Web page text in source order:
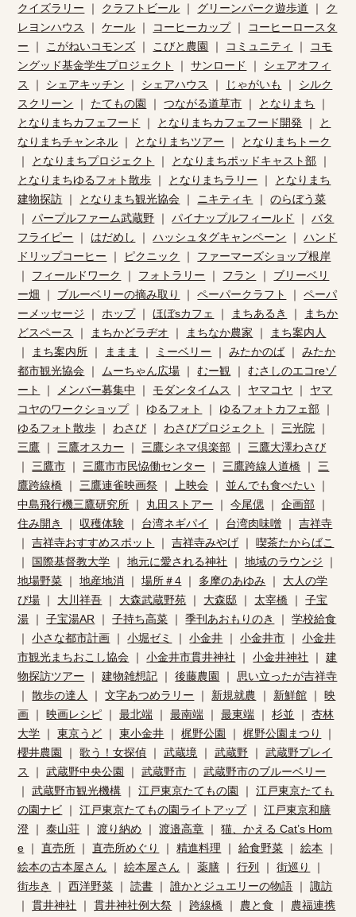
クイズラリー ｜ クラフトビール ｜ グリーンパーク遊歩道 ｜ ク
レヨンハウス
｜ケール ｜ コーヒーカップ｜
コーヒーロースタ
ー ｜ こがねいコモンズ ｜ こびと農園 ｜ コミュニティ ｜
コモ
ングッド基金学生プロジェクト
｜サンロード ｜ シェアオフィ
ス
｜ シェアキッチン ｜ シェアハウス ｜ じゃがいも ｜ シルク
スクリーン ｜ たてもの園 ｜つながる道草市 ｜ となりまち ｜
となりまちカフェフード
｜ となりまちカフェフード開発 ｜
と
なりまちチャンネル ｜ となりまちツアー ｜
となりまちトーク
｜
となりまちプロジェクト ｜ となりまちポッドキャスト部 ｜
となりまちゆるフォト散歩 ｜ となりまちラリー ｜
となりまち
建物探訪 ｜ となりまち観光協会 ｜ ニキティキ ｜のらぼう菜
｜パープルファーム武蔵野 ｜パイナップルフィールド ｜バタ
フライピー ｜ はだめし ｜ハッシュタグキャンペーン ｜ハンド
ドリップコーヒー ｜ ピクニック ｜ ファーマーズショップ根岸
｜ フィールドワーク ｜ フォトラリー ｜ フラン ｜ ブリーベリ
ー畑 ｜ ブルーベリーの摘み取り ｜ペーパークラフト ｜ペーパ
ーメッセージ ｜ ホップ｜ほぼsカフェ ｜ まちあるき ｜
まちか
どスペース
｜ まちかどラヂオ ｜ まちなか農家 ｜
まち案内人
｜
まち案内所 ｜ ままま ｜ ミーベリー ｜みたかのば ｜みたか
都市観光協会 ｜ ムーちゃん広場 ｜むー観 ｜むさしのエコreゾ
ート
｜ メンバー募集中 ｜ モダンタイムス ｜ ヤマコヤ ｜ ヤマ
コヤのワークショップ｜ ゆるフォト ｜ ゆるフォトカフェ部 ｜
ゆるフォト散歩 ｜ わさび ｜ わさびプロジェクト ｜ 三光院 ｜
三鷹 ｜ 三鷹オスカー ｜ 三鷹シネマ倶楽部 ｜ 三鷹大澤わさび
｜ 三鷹市 ｜ 三鷹市市民恊働センター ｜ 三鷹跨線人道橋 ｜ 三
鷹跨線橋 ｜ 三鷹連雀映画祭 ｜ 上映会 ｜ 並んでも食べたい ｜
中島飛行機三鷹研究所 ｜ 丸田ストアー ｜今尾偲 ｜企画部 ｜
住み開き
｜ 収穫体験 ｜ 台湾ネギパイ ｜ 台湾肉味噌 ｜吉祥寺
｜吉祥寺おすすめスポット ｜吉祥寺みやげ ｜喫茶たからばこ
｜
国際基督教大学 ｜地元に愛される神社 ｜地域のラウンジ ｜
地場野菜 ｜地産地消 ｜場所＃4 ｜ 多摩のあゆみ ｜ 大人の学
び場 ｜ 大川祥吾 ｜ 大森武蔵野苑 ｜ 大森邸 ｜ 太宰橋 ｜子宝
湯 ｜子宝湯AR ｜子持ち高菜 ｜季刊あおもりのき ｜学校給食
｜小さな都市計画 ｜小堀ゼミ ｜小金井 ｜小金井市 ｜小金井
市観光まちおこし協会 ｜小金井市貫井神社 ｜小金井神社 ｜建
物探訪ツアー ｜建物雑想記 ｜後藤農園 ｜ 思い立ったが吉祥寺
｜散歩の達人 ｜文字あつめラリー ｜ 新規就農 ｜ 新鮮館 ｜映
画 ｜映画レシピ ｜最北端 ｜最南端 ｜最東端 ｜杉並 ｜杏林
大学 ｜東京うど ｜東小金井 ｜梶野公園 ｜梶野公園まつり
｜
櫻井農園
｜歌う！女探偵 ｜武蔵境 ｜武蔵野 ｜武蔵野プレイ
ス
｜武蔵野中央公園 ｜武蔵野市 ｜武蔵野市のブルーベリー
｜武蔵野市観光機構 ｜江戸東京たてもの園 ｜江戸東京たても
の園ナビ ｜江戸東京たてもの園ライトアップ｜江戸東京和膳
澄 ｜泰山荘 ｜渡り納め ｜渡邉高章 ｜猫、かえる Cat’s Hom
e ｜直売所 ｜直売所めぐり ｜精進料理 ｜給食野菜 ｜絵本 ｜
絵本の古本屋さん ｜絵本屋さん ｜薬膳 ｜行列 ｜街巡り
｜
街歩き
｜西洋野菜 ｜読書 ｜誰かとジュエリーの物語 ｜諏訪
｜貫井神社 ｜貫井神社例大祭 ｜跨線橋 ｜ 農と食 ｜ 農福連携